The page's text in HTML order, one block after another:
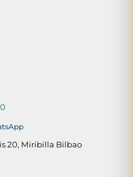
20, Miribilla Bilbao